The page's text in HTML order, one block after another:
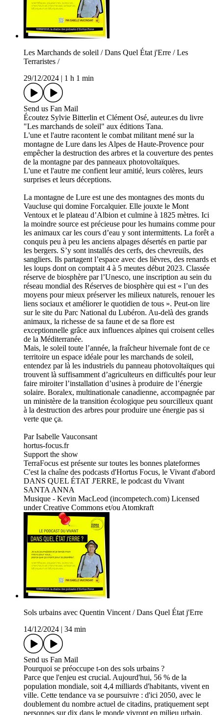
Les Marchands de soleil / Dans Quel État j'Erre / Les
Terraristes /
29/12/2024
1 h 1 min
Send us Fan Mail
Écoutez Sylvie Bitterlin et Clément Osé, auteur.es du livre
"Les marchands de soleil" aux éditions Tana.
L'une et l'autre racontent le combat militant mené sur la
montagne de Lure dans les Alpes de Haute-Provence pour
empêcher la destruction des arbres et la couverture des pentes
de la montagne par des panneaux photovoltaïques.
L'une et l'autre me confient leur amitié, leurs colères, leurs
surprises et leurs déceptions.
La montagne de Lure est une des montagnes des monts du
Vaucluse qui domine Forcalquier. Elle jouxte le Mont
Ventoux et le plateau d’Albion et culmine à 1825 mètres. Ici
la moindre source est précieuse pour les humains comme pour
les animaux car les cours d’eau y sont intermittents. La forêt a
conquis peu à peu les anciens alpages désertés en partie par
les bergers. S’y sont installés des cerfs, des chevreuils, des
sangliers. Ils partagent l’espace avec des lièvres, des renards et
les loups dont on comptait 4 à 5 meutes début 2023. Classée
réserve de biosphère par l’Unesco, une inscription au sein du
réseau mondial des Réserves de biosphère qui est « l’un des
moyens pour mieux préserver les milieux naturels, renouer les
liens sociaux et améliorer le quotidien de tous ». Peut-on lire
sur le site du Parc National du Lubéron. Au-delà des grands
animaux, la richesse de sa faune et de sa flore est
exceptionnelle grâce aux influences alpines qui croisent celles
de la Méditerranée.
Mais, le soleil toute l’année, la fraîcheur hivernale font de ce
territoire un espace idéale pour les marchands de soleil,
entendez par là les industriels du panneau photovoltaïques qui
trouvent là suffisamment d’agriculteurs en difficultés pour leur
faire miroiter l’installation d’usines à produire de l’énergie
solaire. Boralex, multinationale canadienne, accompagnée par
un ministère de la transition écologique peu sourcilleux quant
à la destruction des arbres pour produire une énergie pas si
verte que ça.
Par Isabelle Vauconsant
hortus-focus.fr
Support the show
TerraFocus est présente sur toutes les bonnes plateformes
C'est la chaîne des podcasts d'Hortus Focus, le Vivant d'abord
DANS QUEL ÉTAT J'ERRE, le podcast du Vivant
SANTA ANNA
Musique - Kevin MacLeod (incompetech.com) Licensed
under Creative Commons et/ou Atomkraft
Sols urbains avec Quentin Vincent / Dans Quel État j'Erre
14/12/2024
34 min
Send us Fan Mail
Pourquoi se préoccupe t-on des sols urbains ?
Parce que l'enjeu est crucial. Aujourd'hui, 56 % de la
population mondiale, soit 4,4 milliards d'habitants, vivent en
ville. Cette tendance va se poursuivre : d'ici 2050, avec le
doublement du nombre actuel de citadins, pratiquement sept
personnes sur dix dans le monde vivront en milieu urbain.